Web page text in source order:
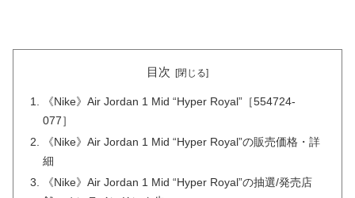
目次
《Nike》Air Jordan 1 Mid “Hyper Royal”［554724-
077］
《Nike》Air Jordan 1 Mid “Hyper Royal”の販売価格・詳
細
《Nike》Air Jordan 1 Mid “Hyper Royal”の抽選/発売店